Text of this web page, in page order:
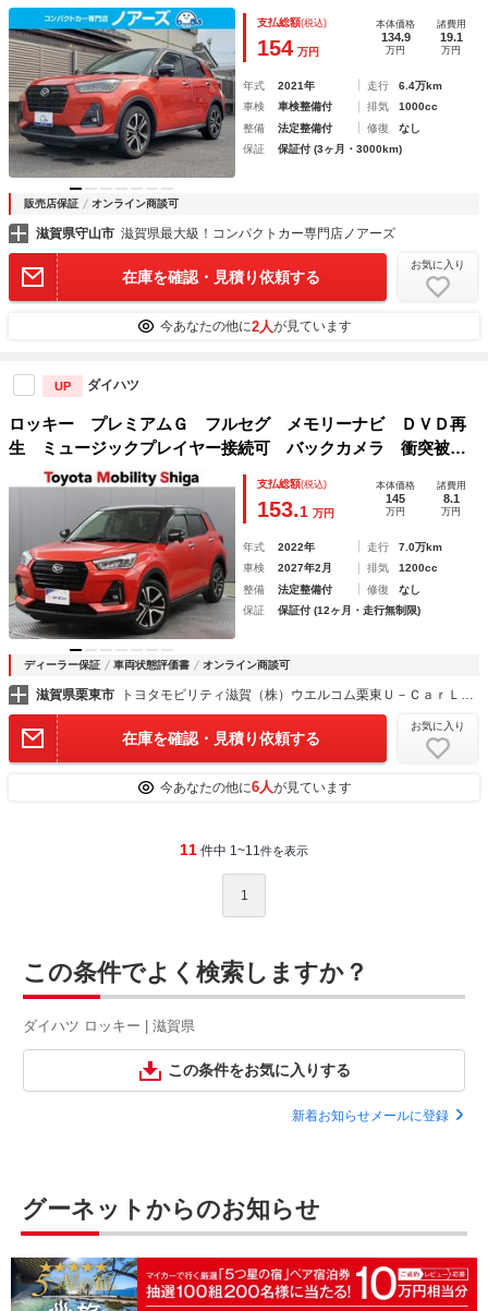
ッドライト ＬＥＤフォグ ＵＳＢ接続 オートエアコン 電
動格納ミラー 衝突被害軽減ブレーキ 横滑り防止
支払総額(税込)
154 万円
本体価格
134.9
万円
諸費用
19.1
万円
年式 2021年 走行
6.4万km
車検
車検整備付 排気
1000cc
整備
法定整備付 修復
なし
保証
保証付 (3ヶ月・3000km)
販売店保証 オンライン商談可
滋賀県守山市 滋賀県最大級！コンパクトカー専門店ノアーズ
在庫を確認・見積り依頼する
お気に入り
今あなたの他に2人が見ています
UP ダイハツ
ロッキー プレミアムＧ フルセグ メモリーナビ ＤＶＤ再
生 ミュージックプレイヤー接続可 バックカメラ 衝突被害
軽減システム ＥＴＣ ドラレコ ＬＥＤヘッドランプ ワン
オーナー アイドリングストップ
支払総額(税込)
153.1 万円
本体価格
145
万円
諸費用
8.1
万円
年式 2022年 走行
7.0万km
車検
2027年2月 排気
1200cc
整備
法定整備付 修復
なし
保証
保証付 (12ヶ月・走行無制限)
ディーラー保証 車両状態評価書 オンライン商談可
滋賀県栗東市 トヨタモビリティ滋賀（株）ウエルコム栗東Ｕ－ＣａｒＬＡＮＤ
在庫を確認・見積り依頼する
お気に入り
今あなたの他に6人が見ています
11 件中 1~11件を表示
1
この条件でよく検索しますか？
ダイハツ ロッキー | 滋賀県
この条件をお気に入りする
新着お知らせメールに登録
グーネットからのお知らせ